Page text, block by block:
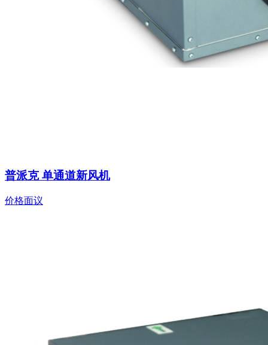
普派克 单通道新风机
价格面议